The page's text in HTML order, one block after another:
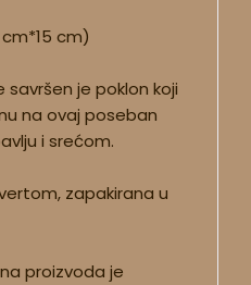
cm)
je poklon koji
na ovaj poseban
i srećom.
zapakirana u
proizvoda je